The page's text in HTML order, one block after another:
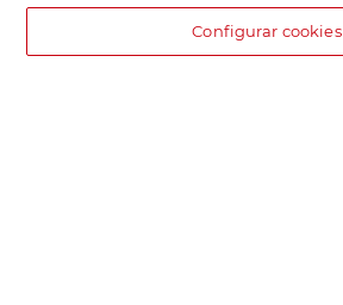
Configurar cookies